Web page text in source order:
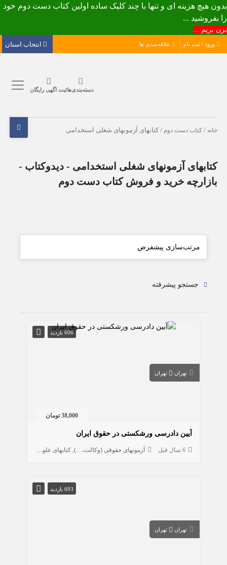
بدون هیچ هزینه ای و تنها با چند کلیک ساده اولین کتاب دست دوم خود
را بفروشید ...
بزن بریم ...
ورود / ثبت نام علاقه‌مندی ها
دسته‌بندی‌هاثبت اگهی رایگان
خانه /کتاب دست دوم / کتابهای آزمونهای شغلی استخدامی
کتابهای آزمونهای شغلی استخدامی - دیدوکتاب -
بازارچه خرید و فروش کتاب دست دوم
جستجو پیشرفته
606 بازدید
تهران تهران
38,000 تومان
آیین دادرسی ورشکستی در حقوق ایران
6 سال قبل آزمونهای حقوقی (وکالت، ...) کتابهای علوم انسانی
693 بازدید
تهران تهران